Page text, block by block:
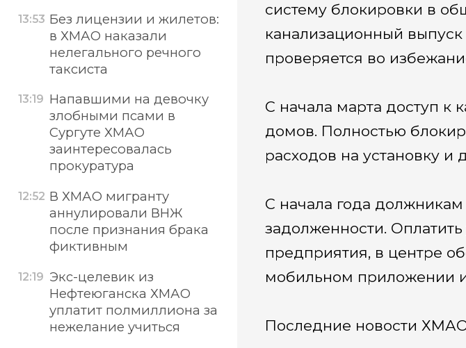
систему блокировки в
канализационный
проверяется во
С начала марта доступ к
домов. Полностью
расходов на установку
С начала года
задолженности.
предприятия, в центре
мобильном приложении
Последние новости
13:53 Без лицензии и жилетов:
в ХМАО наказали
нелегального речного
таксиста
13:19 Напавшими на девочку
злобными псами в
Сургуте ХМАО
заинтересовалась
прокуратура
12:52 В ХМАО мигранту
аннулировали ВНЖ
после признания брака
фиктивным
12:19 Экс-целевик из
Нефтеюганска ХМАО
уплатит полмиллиона за
нежелание учиться